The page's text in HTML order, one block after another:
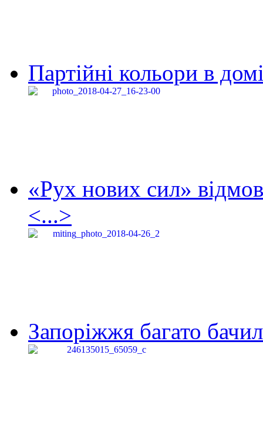
Партійні кольори в
«Рух нових сил»
<...>
Запоріжжя багато